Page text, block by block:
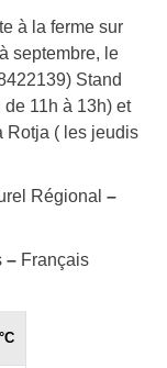
à la ferme sur
septembre, le
Stand
11h à 13h) et
Rotja ( les jeudis
Régional –
– Français